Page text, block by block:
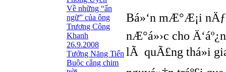
Về những “ẩn
ngữ” của ông
Trương Công
Khanh
26.9.2008
Tưởng Năng Tiến
Buộc cẳng chim
Bá»‘n mÆ°Æ¡i
nÆ°á»›c cho
lÃ quÃ£ng thá»i